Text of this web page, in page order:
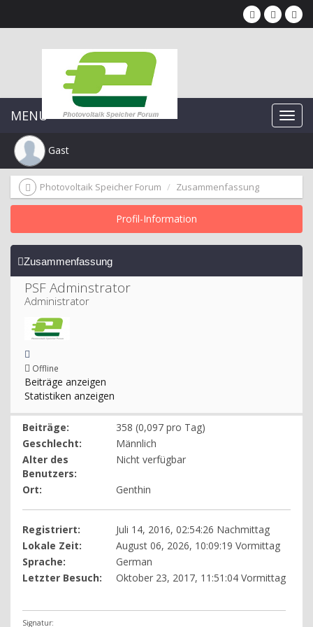
MENU
Gast
Photovoltaik Speicher Forum Zusammenfassung
Profil-Information
Zusammenfassung
PSF Adminstrator
Administrator
Offline
Beiträge anzeigen
Statistiken anzeigen
Beiträge:
358 (0,097 pro Tag)
Geschlecht:
Männlich
Alter des
Benutzers:
Nicht verfügbar
Ort: Genthin
Registriert:
Juli 14, 2016, 02:54:26 Nachmittag
Lokale Zeit:
August 06, 2026, 10:09:19 Vormittag
Sprache:
German
Letzter Besuch:
Oktober 23, 2017, 11:51:04 Vormittag
Signatur: